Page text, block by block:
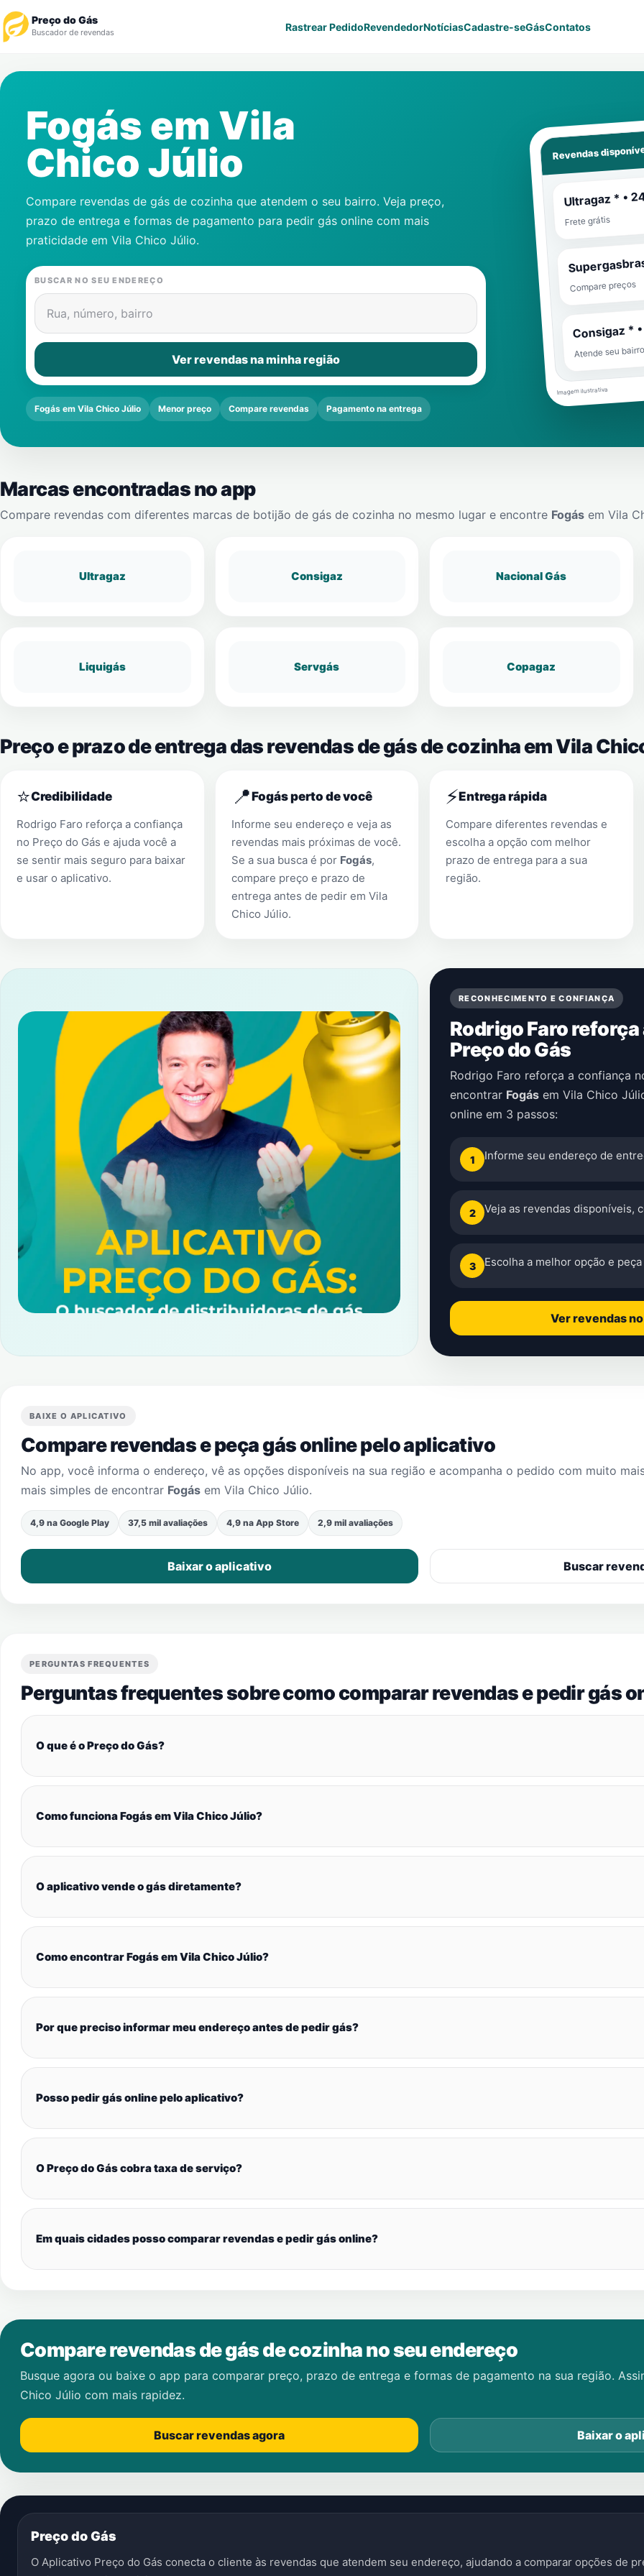
Preço do Gás
Buscador de revendas Rastrear PedidoRevendedorNotíciasCadastre-seGásContatos
Revendedor
Notícias
Gás
Contatos
Fogás em Vila
Chico Júlio
Compare revendas de gás de cozinha que atendem o seu bairro. Veja preço,
prazo de entrega e formas de pagamento para pedir gás online com mais
praticidade em Vila Chico Júlio.
BUSCAR NO SEU ENDEREÇO
Rua, número, bairro
Ver revendas na minha região
Fogás em Vila Chico Júlio Menor preço Compare revendas Pagamento na entrega
Revendas
Ultragaz * •
Frete grátis
Compare preços
Consigaz *
Atende seu
Imagem ilustrativa
Marcas encontradas no app
Compare revendas com diferentes marcas de botijão de gás de cozinha no mesmo lugar e encontre Fogás em Vila
Ultragaz Consigaz Nacional Gás
Liquigás Servgás Copagaz
Preço e prazo de entrega das revendas de gás de cozinha em Vila
⭐Credibilidade
Rodrigo Faro reforça a confiança
no Preço do Gás e ajuda você a
se sentir mais seguro para baixar
e usar o aplicativo.
📍Fogás perto de você
Informe seu endereço e veja as
revendas mais próximas de você.
Se a sua busca é por Fogás,
compare preço e prazo de
entrega antes de pedir em Vila
Chico Júlio.
⚡Entrega rápida
Compare diferentes revendas e
escolha a opção com melhor
prazo de entrega para a sua
região.
RECONHECIMENTO E CONFIANÇA
Rodrigo Faro
Preço do Gás
Rodrigo Faro reforça a confiança
encontrar Fogás em Vila Chico
online em 3 passos:
1 Informe seu endereço de
2 Veja as revendas disponíveis,
3 Escolha a melhor opção e
Ver revendas
BAIXE O APLICATIVO
Compare revendas e peça gás online pelo aplicativo
No app, você informa o endereço, vê as opções disponíveis na sua região e acompanha o pedido com muito
mais simples de encontrar Fogás em Vila Chico Júlio.
4,9 na Google Play 37,5 mil avaliações 4,9 na App Store 2,9 mil avaliações
Baixar o aplicativo Buscar
PERGUNTAS FREQUENTES
Perguntas frequentes sobre como comparar revendas e pedir gás
O que é o Preço do Gás?
Como funciona Fogás em Vila Chico Júlio?
O aplicativo vende o gás diretamente?
Como encontrar Fogás em Vila Chico Júlio?
Por que preciso informar meu endereço antes de pedir gás?
Posso pedir gás online pelo aplicativo?
O Preço do Gás cobra taxa de serviço?
Em quais cidades posso comparar revendas e pedir gás online?
Compare revendas de gás de cozinha no seu endereço
Busque agora ou baixe o app para comparar preço, prazo de entrega e formas de pagamento na sua região.
Chico Júlio com mais rapidez.
Buscar revendas agora Baixar o
Preço do Gás
O Aplicativo Preço do Gás conecta o cliente às revendas que atendem seu endereço, ajudando a comparar opções de